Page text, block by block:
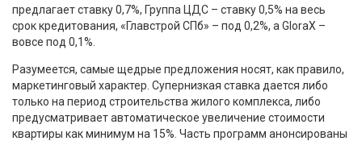
предлагает ставку 0,7%, Группа ЦДС – ставку 0,5% на весь
срок кредитования, «Главстрой СПб» – под 0,2%, а GloraX –
вовсе под 0,1%.
Разумеется, самые щедрые предложения носят, как правило,
маркетинговый характер. Супернизкая ставка дается либо
только на период строительства жилого комплекса, либо
предусматривает автоматическое увеличение стоимости
квартиры как минимум на 15%. Часть программ анонсированы